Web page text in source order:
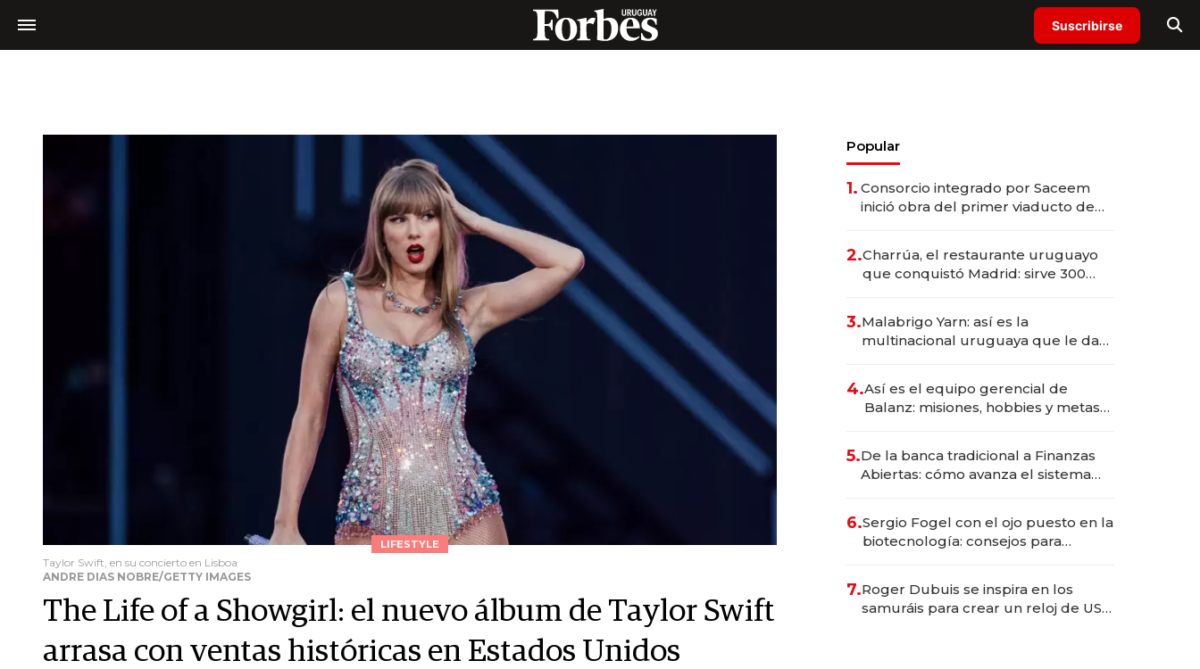
Suscribirse
LIFESTYLE
Taylor Swift, en su concierto en Lisboa
ANDRE DIAS NOBRE/GETTY IMAGES
The Life of a Showgirl: el nuevo álbum de Taylor Swift
arrasa con ventas históricas en Estados Unidos
Popular
1. Consorcio integrado por Saceem
inició obra del primer viaducto de
millones
2.Charrúa, el restaurante uruguayo
que conquistó Madrid: sirve 300
prepara apertura
3.Malabrigo Yarn: así es la
multinacional uruguaya que le da
4.Así es el equipo gerencial de
Balanz: misiones, hobbies y metas
5.De la banca tradicional a Finanzas
Abiertas: cómo avanza el sistema
6.Sergio Fogel con el ojo puesto en la
biotecnología: consejos para
7.Roger Dubuis se inspira en los
samuráis para crear un reloj de US$